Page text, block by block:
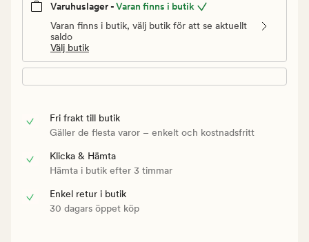
Varuhuslager -Varan finns i butik
Varan finns i butik, välj butik för att se aktuellt
saldo
Välj butik
Fri frakt till butik
Gäller de flesta varor – enkelt och kostnadsfritt
Klicka & Hämta
Hämta i butik efter 3 timmar
Enkel retur i butik
30 dagars öppet köp